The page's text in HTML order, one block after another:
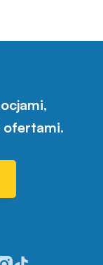
ofertami.
profil w serwisie
nasz profil w
nasz profil w
nasz profil w
Odwiedź nasz